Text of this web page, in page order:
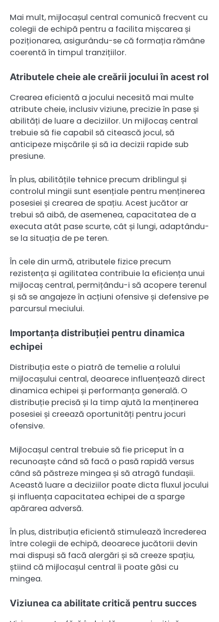
Mai mult, mijlocașul central comunică frecvent cu
colegii de echipă pentru a facilita mișcarea și
poziționarea, asigurându-se că formația rămâne
coerentă în timpul tranzițiilor.
Atributele cheie ale creării jocului în acest rol
Crearea eficientă a jocului necesită mai multe
atribute cheie, inclusiv viziune, precizie în pase și
abilități de luare a deciziilor. Un mijlocaș central
trebuie să fie capabil să citească jocul, să
anticipeze mișcările și să ia decizii rapide sub
presiune.
În plus, abilitățile tehnice precum driblingul și
controlul mingii sunt esențiale pentru menținerea
posesiei și crearea de spațiu. Acest jucător ar
trebui să aibă, de asemenea, capacitatea de a
executa atât pase scurte, cât și lungi, adaptându-
se la situația de pe teren.
În cele din urmă, atributele fizice precum
rezistența și agilitatea contribuie la eficiența unui
mijlocaș central, permițându-i să acopere terenul
și să se angajeze în acțiuni ofensive și defensive pe
parcursul meciului.
Importanța distribuției pentru dinamica
echipei
Distribuția este o piatră de temelie a rolului
mijlocașului central, deoarece influențează direct
dinamica echipei și performanța generală. O
distribuție precisă și la timp ajută la menținerea
posesiei și creează oportunități pentru jocuri
ofensive.
Mijlocașul central trebuie să fie priceput în a
recunoaște când să facă o pasă rapidă versus
când să păstreze mingea și să atragă fundașii.
Această luare a deciziilor poate dicta fluxul jocului
și influența capacitatea echipei de a sparge
apărarea adversă.
În plus, distribuția eficientă stimulează încrederea
între colegii de echipă, deoarece jucătorii devin
mai dispuși să facă alergări și să creeze spațiu,
știind că mijlocașul central îi poate găsi cu
mingea.
Viziunea ca abilitate critică pentru succes